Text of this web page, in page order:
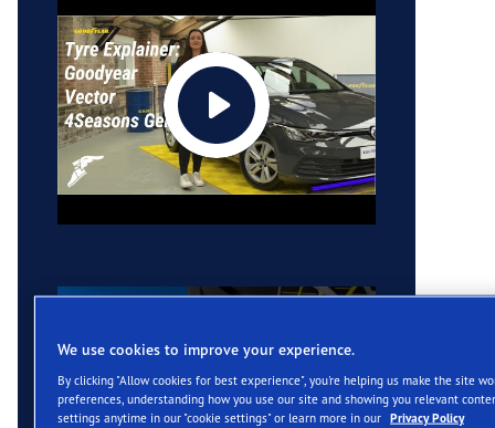
We use cookies to improve your experience.
By clicking "Allow cookies for best experience", you're helping us make the site
preferences, understanding how you use our site and showing you relevant
settings anytime in our "cookie settings" or learn more in our Privacy Policy